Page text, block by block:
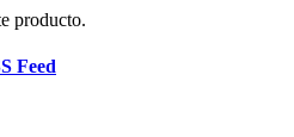
producto.